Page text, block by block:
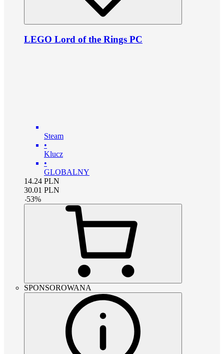
LEGO Lord of the Rings PC
Steam
•
Klucz
•
GLOBALNY
14.24 PLN
30.01 PLN
-53%
SPONSOROWANA